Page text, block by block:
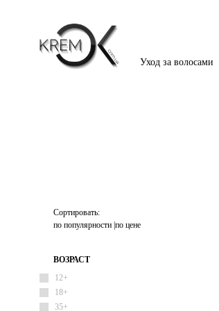
Уход за волосами
Сортировать:
по популярности по цене
ВОЗРАСТ
12+
18+
35+